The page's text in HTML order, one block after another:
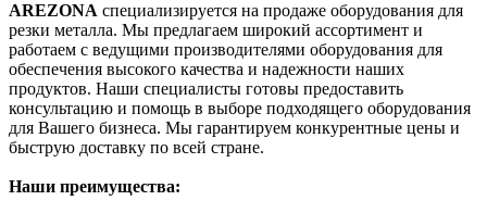
AREZONA специализируется на продаже оборудования для
резки металла. Мы предлагаем широкий ассортимент и
работаем с ведущими производителями оборудования для
обеспечения высокого качества и надежности наших
продуктов. Наши специалисты готовы предоставить
консультацию и помощь в выборе подходящего оборудования
для Вашего бизнеса. Мы гарантируем конкурентные цены и
быструю доставку по всей стране.
Наши преимущества: